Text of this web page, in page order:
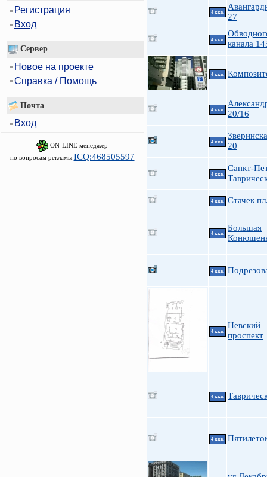
Регистрация
Вход
Сервер
Новое на проекте
Справка / Помощь
Почта
Вход
ON-LINE менеджер
по вопросам рекламы ICQ:468505597
4 ккв.
27
4 ккв.
канала
4 ккв.
4 ккв.
20/16
4 ккв.
20
4 ккв.
Санкт-
4 ккв. Стачек
4 ккв.
Большая
4 ккв.
4 ккв.
Невский
проспект
4 ккв.
4 ккв.